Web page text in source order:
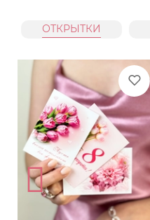
ОТКРЫТКИ